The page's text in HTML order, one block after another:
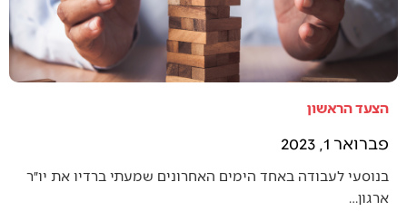
הצעד הראשון
פברואר 1, 2023
בנוסעי לעבודה באחד הימים האחרונים שמעתי ברדיו את יו״ר
ארגון…